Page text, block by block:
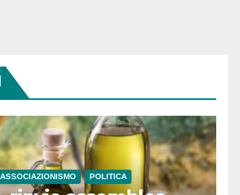
ASSOCIAZIONISMO POLITICA